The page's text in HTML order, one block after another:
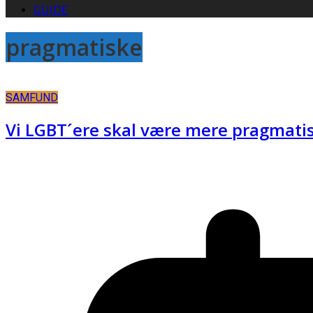
GUIDE
pragmatiske
SAMFUND
Vi LGBT´ere skal være mere